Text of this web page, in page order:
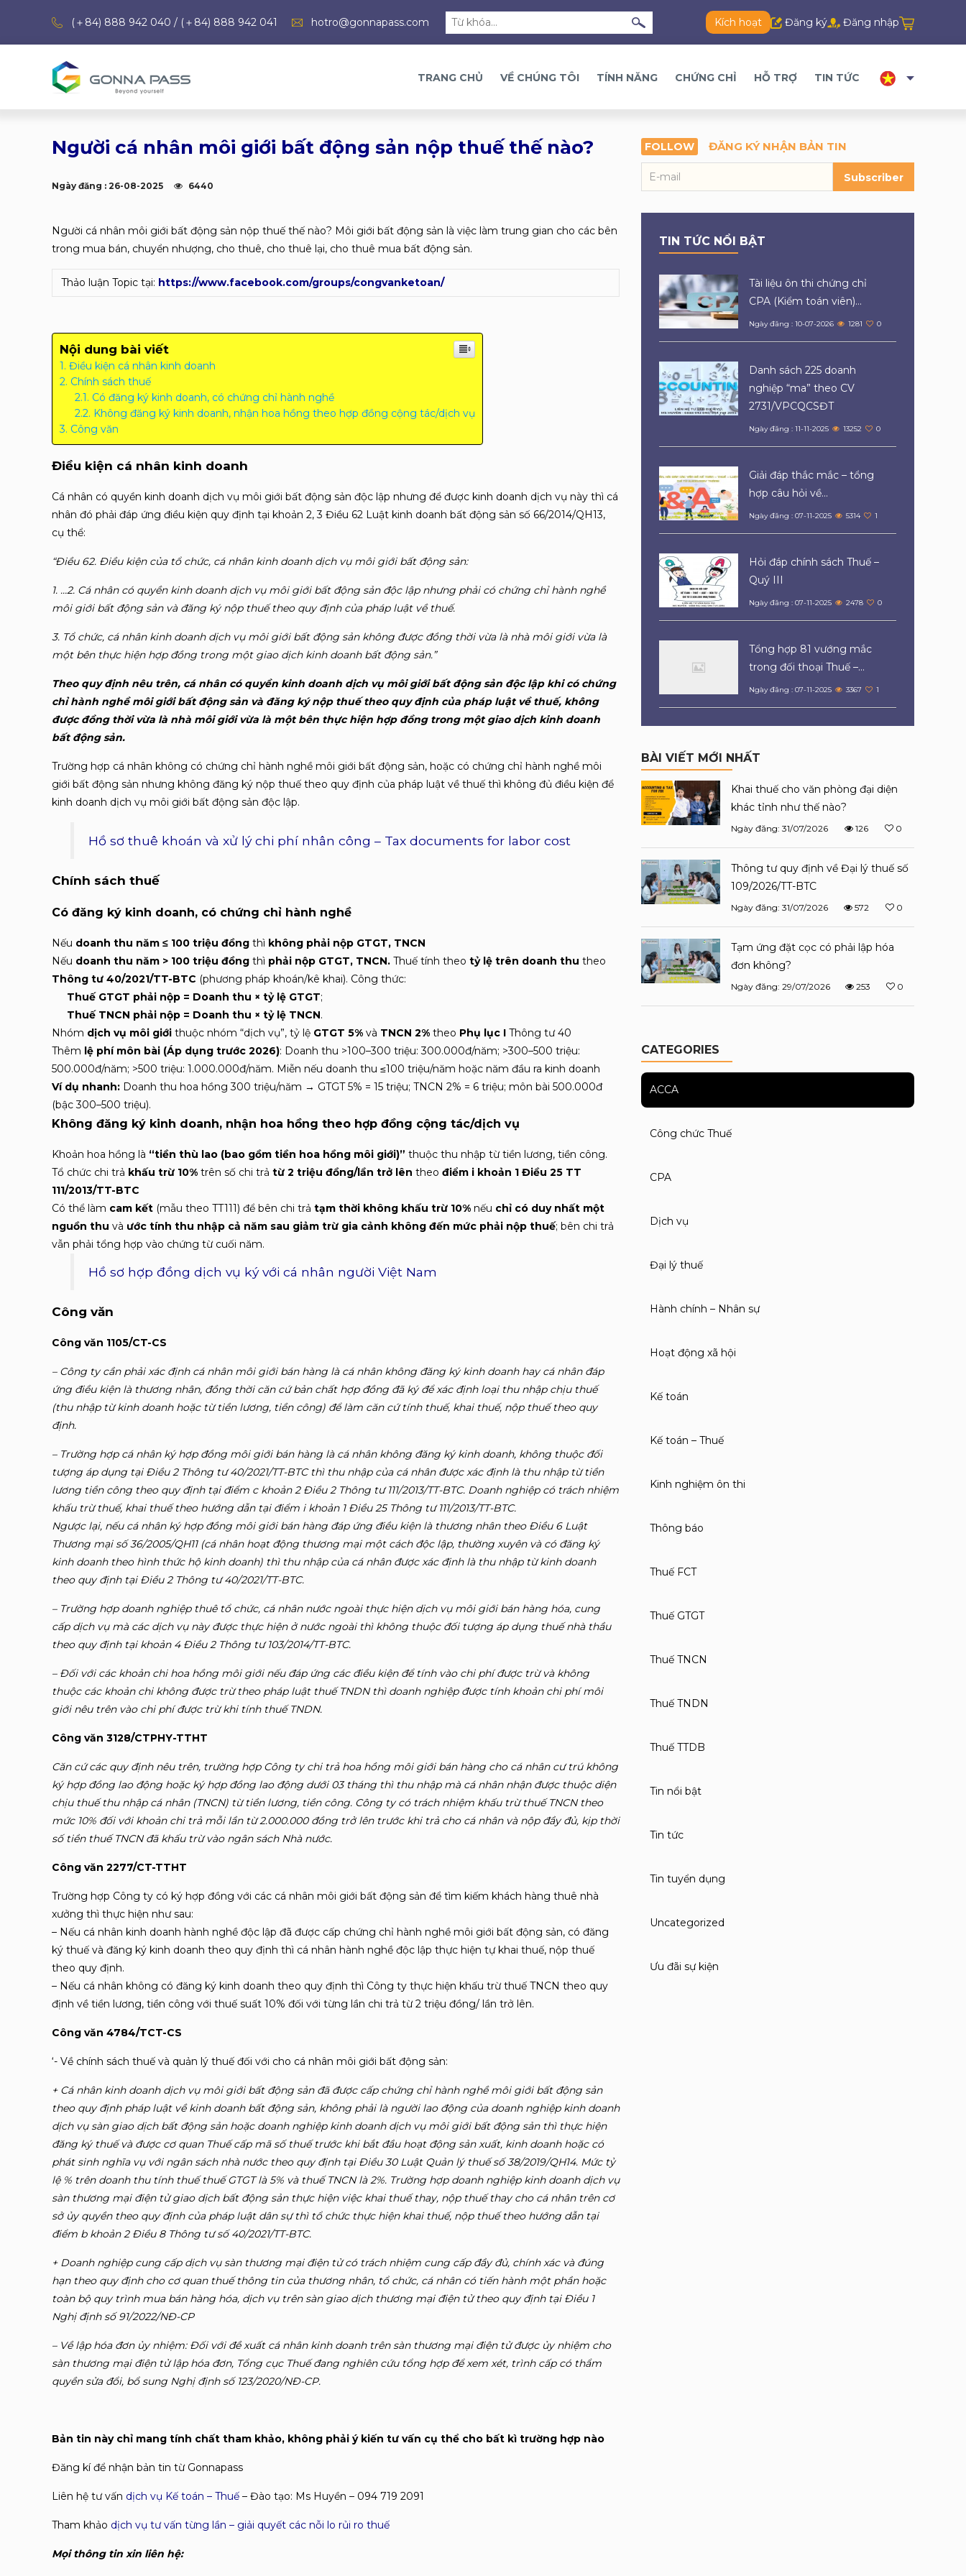
(＋84) 888 942 040 / (＋84) 888 942 041 hotro@gonnapass.com Kích hoạt Đăng ký Đăng nhập
TRANG CHỦ VỀ CHÚNG TÔI TÍNH NĂNG CHỨNG CHỈ HỖ TRỢ TIN TỨC
Người cá nhân môi giới bất động sản nộp thuế thế nào?
Ngày đăng : 26-08-2025 6440
Người cá nhân môi giới bất động sản nộp thuế thế nào? Môi giới bất động sản là việc làm trung gian cho các bên
trong mua bán, chuyển nhượng, cho thuê, cho thuê lại, cho thuê mua bất động sản.
Thảo luận Topic tại: https://www.facebook.com/groups/congvanketoan/
Nội dung bài viết
Điều kiện cá nhân kinh doanh
Chính sách thuế
Có đăng ký kinh doanh, có chứng chỉ hành nghề
Không đăng ký kinh doanh, nhận hoa hồng theo hợp đồng cộng tác/dịch vụ
Công văn
Điều kiện cá nhân kinh doanh
Cá nhân có quyền kinh doanh dịch vụ môi giới bất động sản độc lập nhưng để được kinh doanh dịch vụ này thì cá
nhân đó phải đáp ứng điều kiện quy định tại khoản 2, 3 Điều 62 Luật kinh doanh bất động sản số 66/2014/QH13,
cụ thể:
“Điều 62. Điều kiện của tổ chức, cá nhân kinh doanh dịch vụ môi giới bất động sản:
1. …2. Cá nhân có quyền kinh doanh dịch vụ môi giới bất động sản độc lập nhưng phải có chứng chỉ hành nghề
môi giới bất động sản và đăng ký nộp thuế theo quy định của pháp luật về thuế.
3. Tổ chức, cá nhân kinh doanh dịch vụ môi giới bất động sản không được đồng thời vừa là nhà môi giới vừa là
một bên thực hiện hợp đồng trong một giao dịch kinh doanh bất động sản.”
Theo quy định nêu trên, cá nhân có quyền kinh doanh dịch vụ môi giới bất động sản độc lập khi có chứng
chỉ hành nghề môi giới bất động sản và đăng ký nộp thuế theo quy định của pháp luật về thuế, không
được đồng thời vừa là nhà môi giới vừa là một bên thực hiện hợp đồng trong một giao dịch kinh doanh
bất động sản.
Trường hợp cá nhân không có chứng chỉ hành nghề môi giới bất động sản, hoặc có chứng chỉ hành nghề môi
giới bất động sản nhưng không đăng ký nộp thuế theo quy định của pháp luật về thuế thì không đủ điều kiện để
kinh doanh dịch vụ môi giới bất động sản độc lập.
Hồ sơ thuê khoán và xử lý chi phí nhân công – Tax documents for labor cost
Chính sách thuế
Có đăng ký kinh doanh, có chứng chỉ hành nghề
Nếu doanh thu năm ≤ 100 triệu đồng thì không phải nộp GTGT, TNCN
Nếu doanh thu năm > 100 triệu đồng thì phải nộp GTGT, TNCN. Thuế tính theo tỷ lệ trên doanh thu theo
Thông tư 40/2021/TT-BTC (phương pháp khoán/kê khai). Công thức:
Thuế GTGT phải nộp = Doanh thu × tỷ lệ GTGT;
Thuế TNCN phải nộp = Doanh thu × tỷ lệ TNCN.
Nhóm dịch vụ môi giới thuộc nhóm “dịch vụ”, tỷ lệ GTGT 5% và TNCN 2% theo Phụ lục I Thông tư 40
Thêm lệ phí môn bài (Áp dụng trước 2026): Doanh thu >100–300 triệu: 300.000đ/năm; >300–500 triệu:
500.000đ/năm; >500 triệu: 1.000.000đ/năm. Miễn nếu doanh thu ≤100 triệu/năm hoặc năm đầu ra kinh doanh
Ví dụ nhanh: Doanh thu hoa hồng 300 triệu/năm → GTGT 5% = 15 triệu; TNCN 2% = 6 triệu; môn bài 500.000đ
(bậc 300–500 triệu).
Không đăng ký kinh doanh, nhận hoa hồng theo hợp đồng cộng tác/dịch vụ
Khoản hoa hồng là “tiền thù lao (bao gồm tiền hoa hồng môi giới)” thuộc thu nhập từ tiền lương, tiền công.
Tổ chức chi trả khấu trừ 10% trên số chi trả từ 2 triệu đồng/lần trở lên theo điểm i khoản 1 Điều 25 TT
111/2013/TT-BTC
Có thể làm cam kết (mẫu theo TT111) để bên chi trả tạm thời không khấu trừ 10% nếu chỉ có duy nhất một
nguồn thu và ước tính thu nhập cả năm sau giảm trừ gia cảnh không đến mức phải nộp thuế; bên chi trả
vẫn phải tổng hợp vào chứng từ cuối năm.
Hồ sơ hợp đồng dịch vụ ký với cá nhân người Việt Nam
Công văn
Công văn 1105/CT-CS
– Công ty cần phải xác định cá nhân môi giới bán hàng là cá nhân không đăng ký kinh doanh hay cá nhân đáp
ứng điều kiện là thương nhân, đồng thời căn cứ bản chất hợp đồng đã ký để xác định loại thu nhập chịu thuế
(thu nhập từ kinh doanh hoặc từ tiền lương, tiền công) để làm căn cứ tính thuế, khai thuế, nộp thuế theo quy
định.
– Trường hợp cá nhân ký hợp đồng môi giới bán hàng là cá nhân không đăng ký kinh doanh, không thuộc đối
tượng áp dụng tại Điều 2 Thông tư 40/2021/TT-BTC thì thu nhập của cá nhân được xác định là thu nhập từ tiền
lương tiền công theo quy định tại điểm c khoản 2 Điều 2 Thông tư 111/2013/TT-BTC. Doanh nghiệp có trách nhiệm
khấu trừ thuế, khai thuế theo hướng dẫn tại điểm i khoản 1 Điều 25 Thông tư 111/2013/TT-BTC.
Ngược lại, nếu cá nhân ký hợp đồng môi giới bán hàng đáp ứng điều kiện là thương nhân theo Điều 6 Luật
Thương mại số 36/2005/QH11 (cá nhân hoạt động thương mại một cách độc lập, thường xuyên và có đăng ký
kinh doanh theo hình thức hộ kinh doanh) thì thu nhập của cá nhân được xác định là thu nhập từ kinh doanh
theo quy định tại Điều 2 Thông tư 40/2021/TT-BTC.
– Trường hợp doanh nghiệp thuê tổ chức, cá nhân nước ngoài thực hiện dịch vụ môi giới bán hàng hóa, cung
cấp dịch vụ mà các dịch vụ này được thực hiện ở nước ngoài thì không thuộc đối tượng áp dụng thuế nhà thầu
theo quy định tại khoản 4 Điều 2 Thông tư 103/2014/TT-BTC.
– Đối với các khoản chi hoa hồng môi giới nếu đáp ứng các điều kiện để tính vào chi phí được trừ và không
thuộc các khoản chi không được trừ theo pháp luật thuế TNDN thì doanh nghiệp được tính khoản chi phí môi
giới nêu trên vào chi phí được trừ khi tính thuế TNDN.
Công văn 3128/CTPHY-TTHT
Căn cứ các quy định nêu trên, trường hợp Công ty chi trả hoa hồng môi giới bán hàng cho cá nhân cư trú không
ký hợp đồng lao động hoặc ký hợp đồng lao động dưới 03 tháng thì thu nhập mà cá nhân nhận được thuộc diện
chịu thuế thu nhập cá nhân (TNCN) từ tiền lương, tiền công. Công ty có trách nhiệm khấu trừ thuế TNCN theo
mức 10% đối với khoản chi trả mỗi lần từ 2.000.000 đồng trở lên trước khi trả cho cá nhân và nộp đầy đủ, kịp thời
số tiền thuế TNCN đã khấu trừ vào ngân sách Nhà nước.
Công văn 2277/CT-TTHT
Trường hợp Công ty có ký hợp đồng với các cá nhân môi giới bất động sản để tìm kiếm khách hàng thuê nhà
xưởng thì thực hiện như sau:
– Nếu cá nhân kinh doanh hành nghề độc lập đã được cấp chứng chỉ hành nghề môi giới bất động sản, có đăng
ký thuế và đăng ký kinh doanh theo quy định thì cá nhân hành nghề độc lập thực hiện tự khai thuế, nộp thuế
theo quy định.
– Nếu cá nhân không có đăng ký kinh doanh theo quy định thì Công ty thực hiện khấu trừ thuế TNCN theo quy
định về tiền lương, tiền công với thuế suất 10% đối với từng lần chi trả từ 2 triệu đồng/ lần trở lên.
Công văn 4784/TCT-CS
‘- Về chính sách thuế và quản lý thuế đối với cho cá nhân môi giới bất động sản:
+ Cá nhân kinh doanh dịch vụ môi giới bất động sản đã được cấp chứng chỉ hành nghề môi giới bất động sản
theo quy định pháp luật về kinh doanh bất động sản, không phải là người lao động của doanh nghiệp kinh doanh
dịch vụ sàn giao dịch bất động sản hoặc doanh nghiệp kinh doanh dịch vụ môi giới bất động sản thì thực hiện
đăng ký thuế và được cơ quan Thuế cấp mã số thuế trước khi bắt đầu hoạt động sản xuất, kinh doanh hoặc có
phát sinh nghĩa vụ với ngân sách nhà nước theo quy định tại Điều 30 Luật Quản lý thuế số 38/2019/QH14. Mức tỷ
lệ % trên doanh thu tính thuế thuế GTGT là 5% và thuế TNCN là 2%. Trường hợp doanh nghiệp kinh doanh dịch vụ
sàn thương mại điện tử giao dịch bất động sản thực hiện việc khai thuế thay, nộp thuế thay cho cá nhân trên cơ
sở ủy quyền theo quy định của pháp luật dân sự thì tổ chức thực hiện khai thuế, nộp thuế theo hướng dẫn tại
điểm b khoản 2 Điều 8 Thông tư số 40/2021/TT-BTC.
+ Doanh nghiệp cung cấp dịch vụ sàn thương mại điện tử có trách nhiệm cung cấp đầy đủ, chính xác và đúng
hạn theo quy định cho cơ quan thuế thông tin của thương nhân, tổ chức, cá nhân có tiến hành một phần hoặc
toàn bộ quy trình mua bán hàng hóa, dịch vụ trên sàn giao dịch thương mại điện tử theo quy định tại Điều 1
Nghị định số 91/2022/NĐ-CP
– Về lập hóa đơn ủy nhiệm: Đối với đề xuất cá nhân kinh doanh trên sàn thương mại điện tử được ủy nhiệm cho
sàn thương mại điện tử lập hóa đơn, Tổng cục Thuế đang nghiên cứu tổng hợp để xem xét, trình cấp có thẩm
quyền sửa đổi, bổ sung Nghị định số 123/2020/NĐ-CP.
Bản tin này chỉ mang tính chất tham khảo, không phải ý kiến tư vấn cụ thể cho bất kì trường hợp nào
Đăng kí để nhận bản tin từ Gonnapass
Liên hệ tư vấn dịch vụ Kế toán – Thuế – Đào tạo: Ms Huyền – 094 719 2091
Tham khảo dịch vụ tư vấn từng lần – giải quyết các nỗi lo rủi ro thuế
Mọi thông tin xin liên hệ:
FOLLOW ĐĂNG KÝ NHẬN BẢN TIN
Subscriber
TIN TỨC NỔI BẬT
Tài liệu ôn thi chứng chỉ
CPA (Kiểm toán viên)...
Ngày đăng : 10-07-2026 1281 0
Danh sách 225 doanh
nghiệp “ma” theo CV
2731/VPCQCSĐT
Ngày đăng : 11-11-2025 13252 0
Giải đáp thắc mắc – tổng
hợp câu hỏi về...
Ngày đăng : 07-11-2025 5314 1
Hỏi đáp chính sách Thuế –
Quý III
Ngày đăng : 07-11-2025 2478 0
Tổng hợp 81 vướng mắc
trong đối thoại Thuế –...
Ngày đăng : 07-11-2025 3367 1
BÀI VIẾT MỚI NHẤT
Khai thuế cho văn phòng đại diện
khác tỉnh như thế nào?
Ngày đăng: 31/07/2026 126 0
Thông tư quy định về Đại lý thuế số
109/2026/TT-BTC
Ngày đăng: 31/07/2026 572 0
Tạm ứng đặt cọc có phải lập hóa
đơn không?
Ngày đăng: 29/07/2026 253 0
CATEGORIES
ACCA
Công chức Thuế
CPA
Dịch vụ
Đại lý thuế
Hành chính – Nhân sự
Hoạt động xã hội
Kế toán
Kế toán – Thuế
Kinh nghiệm ôn thi
Thông báo
Thuế FCT
Thuế GTGT
Thuế TNCN
Thuế TNDN
Thuế TTDB
Tin nổi bật
Tin tức
Tin tuyển dụng
Uncategorized
Ưu đãi sự kiện